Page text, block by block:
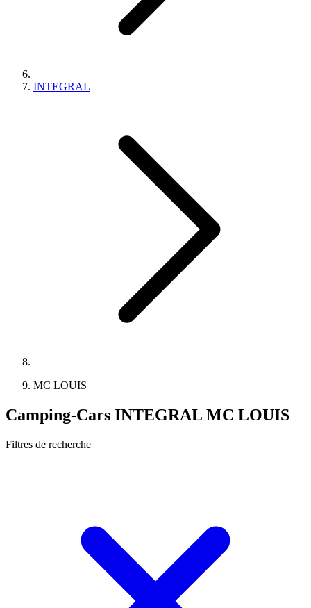
INTEGRAL
MC LOUIS
Camping-Cars INTEGRAL MC LOUIS
Filtres de recherche